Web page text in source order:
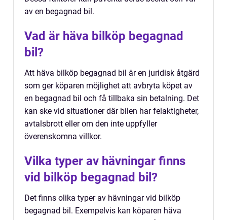
av en begagnad bil.
Vad är häva bilköp begagnad
bil?
Att häva bilköp begagnad bil är en juridisk åtgärd
som ger köparen möjlighet att avbryta köpet av
en begagnad bil och få tillbaka sin betalning. Det
kan ske vid situationer där bilen har felaktigheter,
avtalsbrott eller om den inte uppfyller
överenskomna villkor.
Vilka typer av hävningar finns
vid bilköp begagnad bil?
Det finns olika typer av hävningar vid bilköp
begagnad bil. Exempelvis kan köparen häva